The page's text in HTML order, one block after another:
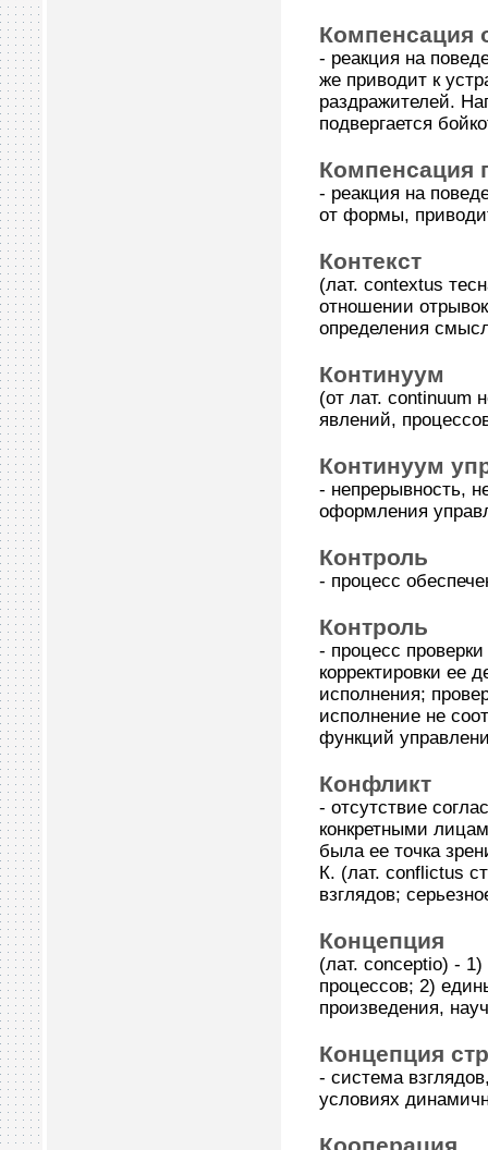
Компенсация
- реакция на
же приводит к
раздражителей.
подвергается
Компенсация
- реакция на
от формы,
Контекст
(лат. contеxtus
отношении
определения
Континуум
(от лат. continuum
явлений,
Континуум
- непрерывность,
оформления
Контроль
- процесс
Контроль
- процесс
корректировки ее
исполнения;
исполнение не
функций
Конфликт
- отсутствие
конкретными
была ее точка
К. (лат. conflictus
взглядов;
Концепция
(лат. conceptio) -
процессов; 2)
произведения,
Концепция
- система
условиях
Кооперация